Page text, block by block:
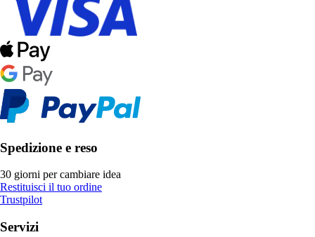
Spedizione e reso
30 giorni per cambiare idea
Restituisci il tuo ordine
Trustpilot
Servizi